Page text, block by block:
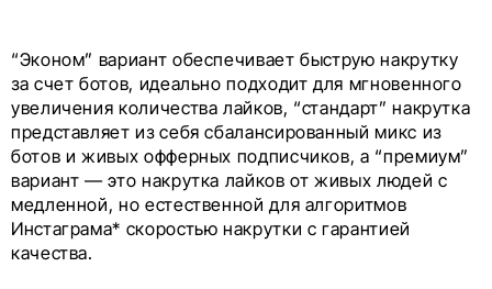
“Эконом” вариант обеспечивает быструю накрутку
за счет ботов, идеально подходит для мгновенного
увеличения количества лайков, “стандарт” накрутка
представляет из себя сбалансированный микс из
ботов и живых офферных подписчиков, а “премиум”
вариант — это накрутка лайков от живых людей с
медленной, но естественной для алгоритмов
Инстаграма* скоростью накрутки с гарантией
качества.